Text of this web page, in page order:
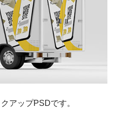
アップPSDです。